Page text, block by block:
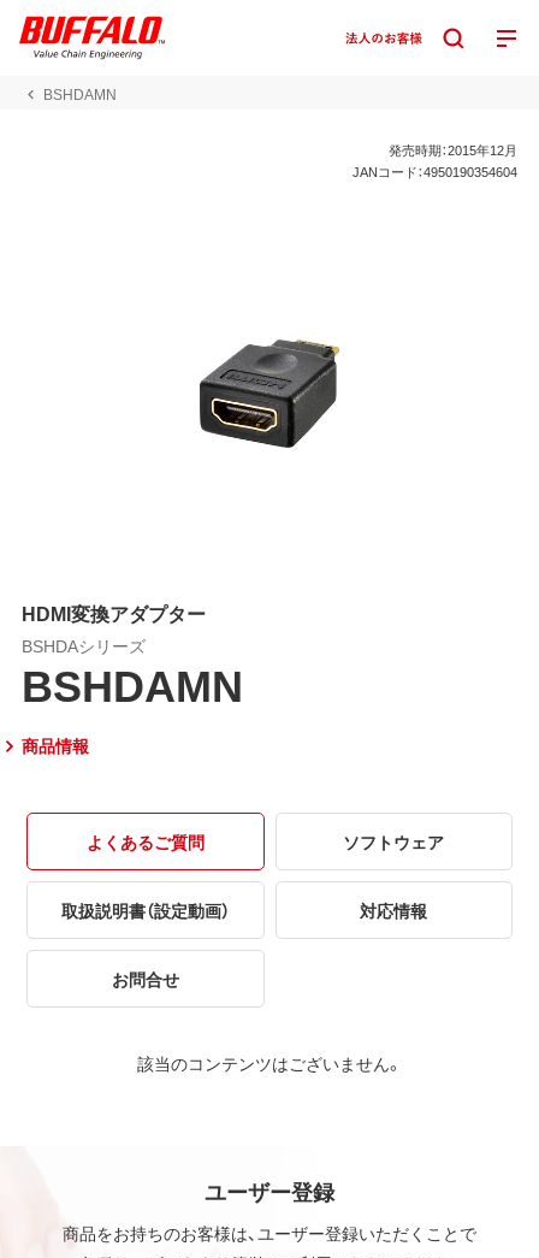
BSHDAMN
発売時期：2015年12月
JANコード：4950190354604
HDMI変換アダプター
BSHDAシリーズ
BSHDAMN
商品情報
よくあるご質問 ソフトウェア
取扱説明書（設定動画） 対応情報
お問合せ
該当のコンテンツはございません。
ユーザー登録
商品をお持ちのお客様は、ユーザー登録いただくことで